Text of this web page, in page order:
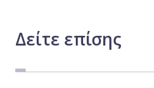
Δείτε επίσης